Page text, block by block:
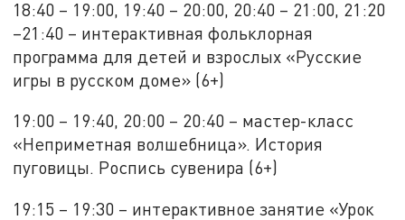
18:40 – 19:00, 19:40 – 20:00, 20:40 – 21:00, 21:20
–21:40 – интерактивная фольклорная
программа для детей и взрослых «Русские
игры в русском доме» (6+)
19:00 – 19:40, 20:00 – 20:40 – мастер-класс
«Неприметная волшебница». История
пуговицы. Роспись сувенира (6+)
19:15 – 19:30 – интерактивное занятие «Урок